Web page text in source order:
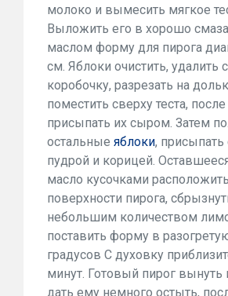
молоко и вымесить мягкое
Выложить его в хорошо
маслом форму для пирога
см. Яблоки очистить, удалить
коробочку, разрезать на
поместить сверху теста, после
присыпать их сыром. Затем
остальные яблоки, присыпать
пудрой и корицей.
масло кусочками
поверхности пирога,
небольшим количеством
поставить форму в
градусов С духовку
минут. Готовый пирог вынуть
дать ему немного остыть,